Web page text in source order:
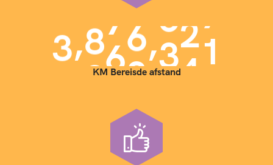
3,900,000
KM Bereisde afstand